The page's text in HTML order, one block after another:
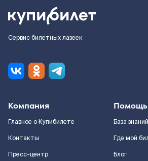
Сервис билетных лазеек
Компания
Главное о Купибилете
Контакты
Пресс-центр
Помощь
База знаний
Где мой
Блог